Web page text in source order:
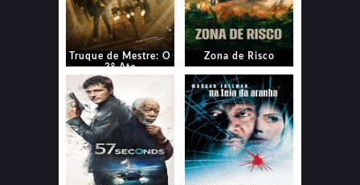
Truque de Mestre: O
3° Ato
Zona de Risco